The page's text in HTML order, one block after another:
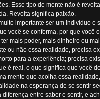
Esse tipo de mente não é
Revolta significa paixão.
importante ser um indivíduo
você se conforma, por que
mais poder, mais dinheiro ou
ou não essa realidade, precisa
para a experiência; precisa
é real, o que significa que você
mente que acolha essa
na esperança de se sentir
diferença entre saber e sentir, e